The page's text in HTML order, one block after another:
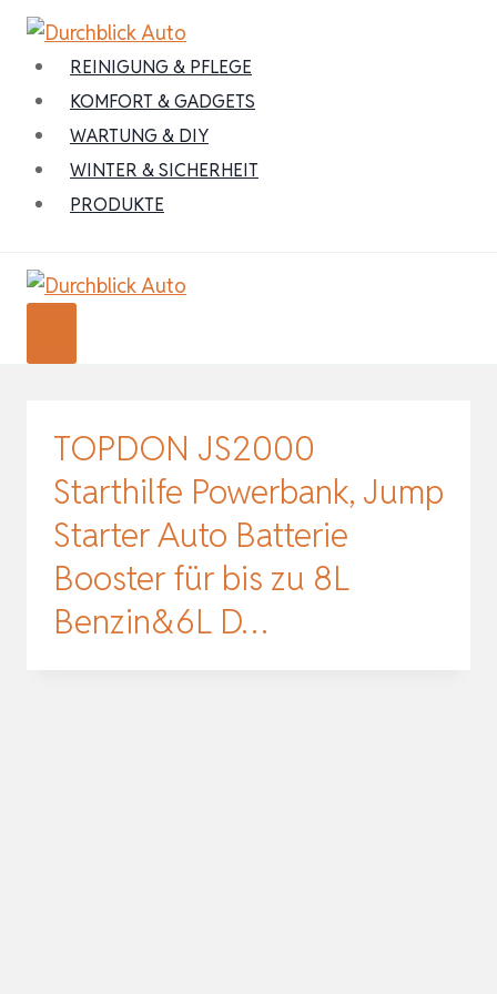
Zum
Inhalt
springen
REINIGUNG & PFLEGE
KOMFORT & GADGETS
WARTUNG & DIY
WINTER & SICHERHEIT
PRODUKTE
TOPDON JS2000
Starthilfe Powerbank, Jump
Starter Auto Batterie
Booster für bis zu 8L
Benzin&6L D…